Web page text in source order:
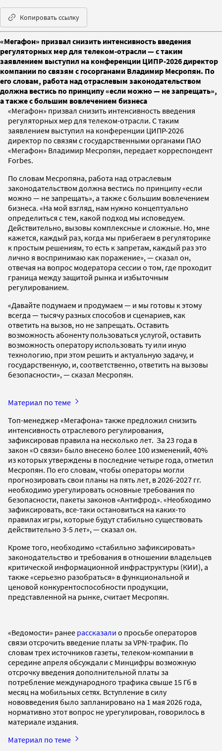
Копировать ссылку
«Мегафон» призвал снизить интенсивность введения
регуляторных мер для телеком-отрасли — с таким
заявлением выступил на конференции ЦИПР-2026 директор
компании по связям с госорганами Владимир Месропян. По
его словам, работа над отраслевым законодательством
должна вестись по принципу «если можно — не запрещать»,
а также с большим вовлечением бизнеса
«Мегафон» призвал снизить интенсивность введения
регуляторных мер для телеком-отрасли. С таким
заявлением выступил на конференции ЦИПР-2026
директор по связям с государственными органами ПАО
«Мегафон» Владимир Месропян, передает корреспондент
Forbes.
По словам Месропяна, работа над отраслевым
законодательством должна вестись по принципу «если
можно — не запрещать», а также с большим вовлечением
бизнеса. «На мой взгляд, нам нужно концептуально
определиться с тем, какой подход мы исповедуем.
Действительно, вызовы комплексные и сложные. Но, мне
кажется, каждый раз, когда мы прибегаем в регуляторике
к простым решениям, то есть к запретам, каждый раз это
лично я воспринимаю как поражение», — сказал он,
отвечая на вопрос модератора сессии о том, где проходит
граница между защитой рынка и избыточным
регулированием.
«Давайте подумаем и продумаем — и мы готовы к этому
всегда — тысячу разных способов и сценариев, как
ответить на вызов, но не запрещать. Оставить
возможность абоненту пользоваться услугой, оставить
возможность оператору использовать ту или иную
технологию, при этом решить и актуальную задачу, и
государственную, и, соответственно, ответить на вызовы
безопасности», — сказал Месропян.
Материал по теме
Топ-менеджер «Мегафона» также предложил снизить
интенсивность отраслевого регулирования,
зафиксировав правила на несколько лет. За 23 года в
закон «О связи» было внесено более 100 изменений, 40%
из которых утверждены в последние четыре года, отметил
Месропян. По его словам, чтобы операторы могли
прогнозировать свои планы на пять лет, в 2026-2027 гг.
необходимо урегулировать основные требования по
безопасности, пакеты законов «Антифрод». «Необходимо
зафиксировать, все-таки остановиться на каких-то
правилах игры, которые будут стабильно существовать
действительно 3-5 лет», — сказал он.
Кроме того, необходимо «стабильно зафиксировать»
законодательство и требования в отношении владельцев
критической информационной инфраструктуры (КИИ), а
также «серьезно разобраться» в функциональной и
ценовой конкурентоспособности продукции,
представленной на рынке, считает Месропян.
«Ведомости» ранее рассказали о просьбе операторов
связи отсрочить введение платы за VPN-трафик. По
словам трех источников газеты, телеком-компании в
середине апреля обсуждали с Минцифры возможную
отсрочку введения дополнительной платы за
потребление международного трафика свыше 15 Гб в
месяц на мобильных сетях. Вступление в силу
нововведения было запланировано на 1 мая 2026 года,
нормативно этот вопрос не урегулирован, говорилось в
материале издания.
Материал по теме